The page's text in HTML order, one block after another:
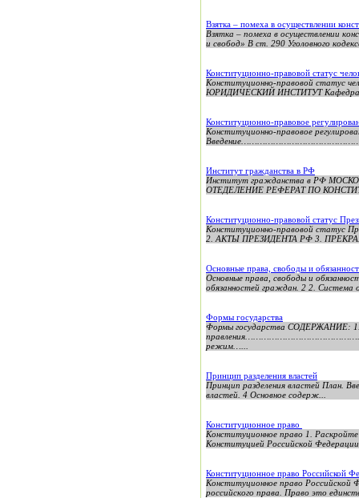
Взятка – помеха в осуществлении
Взятка – помеха в осуществлении
и свобод» В ст. 290 Уголовного
Конституционно-правовой статус
Конституционно-правовой
ЮРИДИЧЕСКИЙ ИНСТИТУТ Кафедра
Конституционно-правовое
Конституционно-правовое
Институт гражданства в РФ
Институт гражданства в РФ
ОТЕДЕЛЕНИЕ РЕФЕРАТ ПО
Конституционно-правовой статус
Конституционно-правовой
2. АКТЫ ПРЕЗИДЕНТА РФ 3.
Основные права, свободы и
Основные права, свободы и
обязанностей граждан. 2 2. Система
Формы государства
Формы государства
режим…...
Пpинцип pазделения властей
Пpинцип pазделения властей План.
властей. 4 Основное содерж...
Конституционное право
Конституционное право 1.
Конституцией Российской
Конституционное право Российской
Конституционное право
российского права. Право это